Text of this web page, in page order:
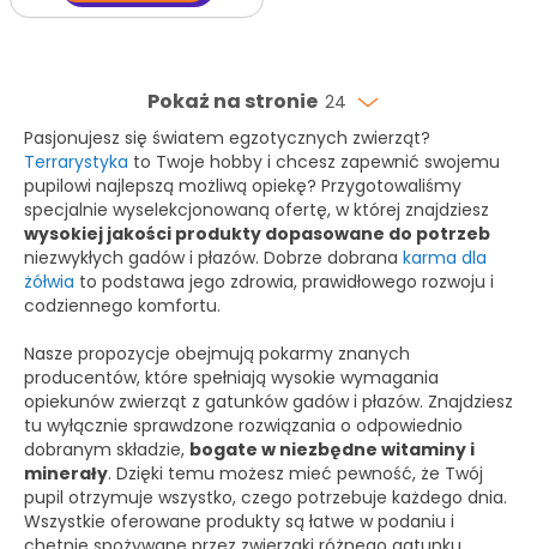
Pokaż na stronie 24
Pasjonujesz się światem egzotycznych zwierząt?
Terrarystyka to Twoje hobby i chcesz zapewnić swojemu
pupilowi najlepszą możliwą opiekę? Przygotowaliśmy
specjalnie wyselekcjonowaną ofertę, w której znajdziesz
wysokiej jakości produkty dopasowane do potrzeb
niezwykłych gadów i płazów. Dobrze dobrana karma dla
żółwia to podstawa jego zdrowia, prawidłowego rozwoju i
codziennego komfortu.
Nasze propozycje obejmują pokarmy znanych
producentów, które spełniają wysokie wymagania
opiekunów zwierząt z gatunków gadów i płazów. Znajdziesz
tu wyłącznie sprawdzone rozwiązania o odpowiednio
dobranym składzie, bogate w niezbędne witaminy i
minerały. Dzięki temu możesz mieć pewność, że Twój
pupil otrzymuje wszystko, czego potrzebuje każdego dnia.
Wszystkie oferowane produkty są łatwe w podaniu i